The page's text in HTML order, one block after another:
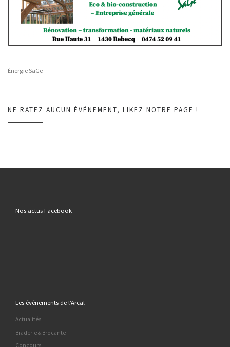
Énergie SaGe
NE RATEZ AUCUN ÉVÉNEMENT, LIKEZ NOTRE PAGE !
Nos actus Facebook
Les événements de l’Arcal
Actualités
Braderie & Brocante
Concours